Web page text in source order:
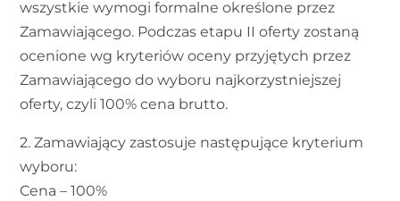
wszystkie wymogi formalne określone przez
Zamawiającego. Podczas etapu II oferty zostaną
ocenione wg kryteriów oceny przyjętych przez
Zamawiającego do wyboru najkorzystniejszej
oferty, czyli 100% cena brutto.
2. Zamawiający zastosuje następujące kryterium
wyboru:
Cena – 100%